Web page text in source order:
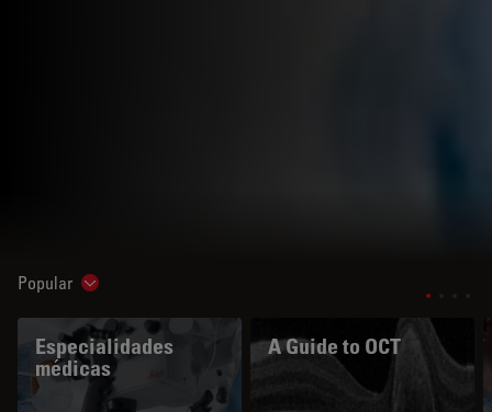
Popular Show subnavigation
Especialidades
médicas
A Guide to OCT